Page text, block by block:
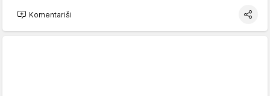
Komentariši